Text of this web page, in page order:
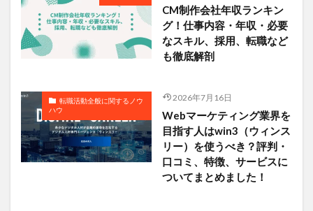
CM制作会社年収ランキン
グ！仕事内容・年収・必要
なスキル、採用、転職など
も徹底解剖
転職活動全般に関するノウ
ハウ
2026年7月16日
Webマーケティング業界を
目指す人はwin3（ウィンス
リー）を使うべき？評判・
口コミ、特徴、サービスに
ついてまとめました！